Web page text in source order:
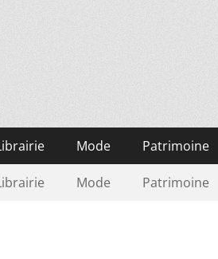
Mode Patrimoine
Mode Patrimoine